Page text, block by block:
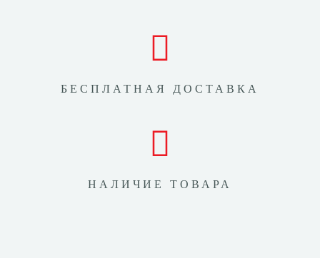
БЕСПЛАТНАЯ ДОСТАВКА
НАЛИЧИЕ ТОВАРА